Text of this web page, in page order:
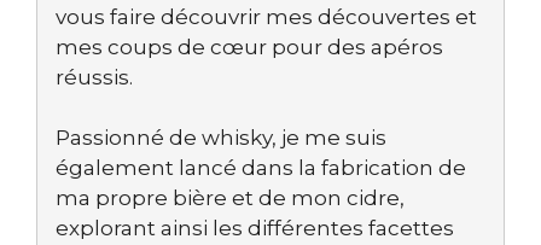
vous faire découvrir mes découvertes et
mes coups de cœur pour des apéros
réussis.
Passionné de whisky, je me suis
également lancé dans la fabrication de
ma propre bière et de mon cidre,
explorant ainsi les différentes facettes